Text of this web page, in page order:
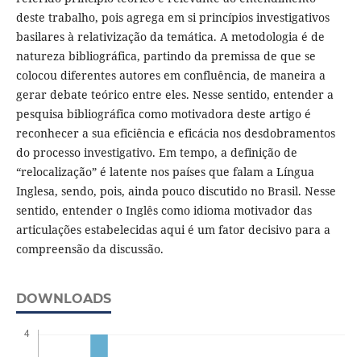
deste trabalho, pois agrega em si princípios investigativos
basilares à relativização da temática. A metodologia é de
natureza bibliográfica, partindo da premissa de que se
colocou diferentes autores em confluência, de maneira a
gerar debate teórico entre eles. Nesse sentido, entender a
pesquisa bibliográfica como motivadora deste artigo é
reconhecer a sua eficiência e eficácia nos desdobramentos
do processo investigativo. Em tempo, a definição de
“relocalização” é latente nos países que falam a Língua
Inglesa, sendo, pois, ainda pouco discutido no Brasil. Nesse
sentido, entender o Inglês como idioma motivador das
articulações estabelecidas aqui é um fator decisivo para a
compreensão da discussão.
DOWNLOADS